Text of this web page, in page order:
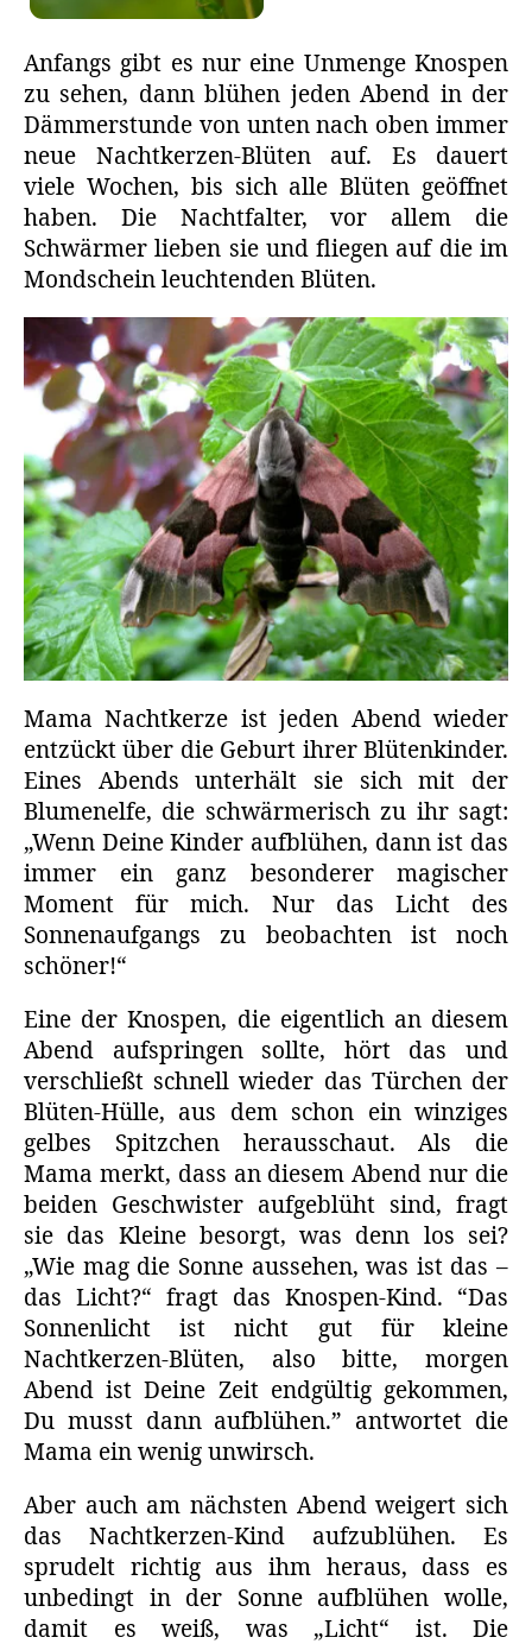
Anfangs gibt es nur eine Unmenge Knospen
zu sehen, dann blühen jeden Abend in der
Dämmerstunde von unten nach oben immer
neue Nachtkerzen-Blüten auf. Es dauert
viele Wochen, bis sich alle Blüten geöffnet
haben. Die Nachtfalter, vor allem die
Schwärmer lieben sie und fliegen auf die im
Mondschein leuchtenden Blüten.
Mama Nachtkerze ist jeden Abend wieder
entzückt über die Geburt ihrer Blütenkinder.
Eines Abends unterhält sie sich mit der
Blumenelfe, die schwärmerisch zu ihr sagt:
„Wenn Deine Kinder aufblühen, dann ist das
immer ein ganz besonderer magischer
Moment für mich. Nur das Licht des
Sonnenaufgangs zu beobachten ist noch
schöner!“
Eine der Knospen, die eigentlich an diesem
Abend aufspringen sollte, hört das und
verschließt schnell wieder das Türchen der
Blüten-Hülle, aus dem schon ein winziges
gelbes Spitzchen herausschaut. Als die
Mama merkt, dass an diesem Abend nur die
beiden Geschwister aufgeblüht sind, fragt
sie das Kleine besorgt, was denn los sei?
„Wie mag die Sonne aussehen, was ist das –
das Licht?“ fragt das Knospen-Kind. “Das
Sonnenlicht ist nicht gut für kleine
Nachtkerzen-Blüten, also bitte, morgen
Abend ist Deine Zeit endgültig gekommen,
Du musst dann aufblühen.” antwortet die
Mama ein wenig unwirsch.
Aber auch am nächsten Abend weigert sich
das Nachtkerzen-Kind aufzublühen. Es
sprudelt richtig aus ihm heraus, dass es
unbedingt in der Sonne aufblühen wolle,
damit es weiß, was „Licht“ ist. Die